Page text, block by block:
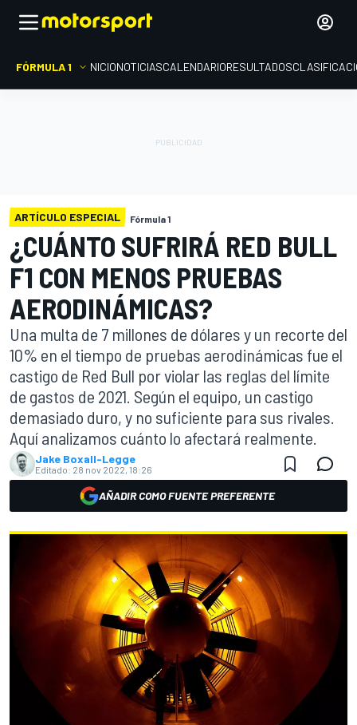
FÓRMULA 1 INICIONOTICIASCALENDARIORESULTADOS
ARTÍCULO ESPECIAL Fórmula 1
¿CUÁNTO SUFRIRÁ RED BULL
F1 CON MENOS PRUEBAS
AERODINÁMICAS?
Una multa de 7 millones de dólares y un recorte del
10% en el tiempo de pruebas aerodinámicas fue el
castigo de Red Bull por violar las reglas del límite
de gastos de 2021. Según el equipo, un castigo
demasiado duro, y no suficiente para sus rivales.
Aquí analizamos cuánto lo afectará realmente.
Jake Boxall-Legge
Editado: 28 nov 2022, 18:26
AÑADIR COMO FUENTE PREFERENTE